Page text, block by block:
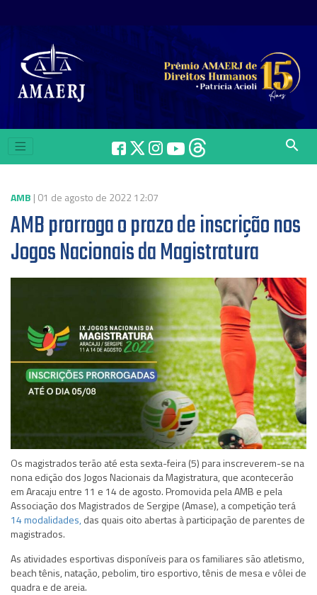
search
AMB | 01 de agosto de 2022 12:07
AMB prorroga o prazo de inscrição nos
Jogos Nacionais da Magistratura
Os magistrados terão até esta sexta-feira (5) para inscreverem-se na
nona edição dos Jogos Nacionais da Magistratura, que acontecerão
em Aracaju entre 11 e 14 de agosto. Promovida pela AMB e pela
Associação dos Magistrados de Sergipe (Amase), a competição terá
14 modalidades,das quais oito abertas à participação de parentes de
magistrados.
As atividades esportivas disponíveis para os familiares são atletismo,
beach tênis, natação, pebolim, tiro esportivo, tênis de mesa e vôlei de
quadra e de areia.